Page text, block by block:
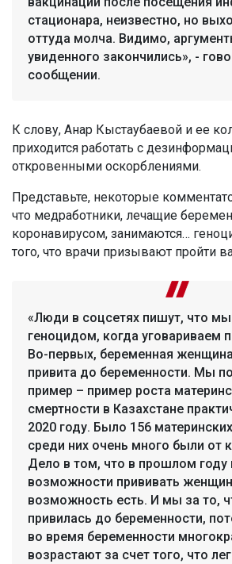
стационара, неизвестно, но
оттуда молча. Видимо,
увиденного закончились», -
сообщении.
К слову, Анар Кыстаубаевой и ее
приходится работать с
откровенными оскорблениями.
Представьте, некоторые
что медработники, лечащие
коронавирусом, занимаются…
того, что врачи призывают пройти
«Люди в соцсетях пишут, что
геноцидом, когда уговариваем
Во-первых, беременная
привита до беременности. Мы
пример – пример роста
смертности в Казахстане
2020 году. Было 156
среди них очень много были от
Дело в том, что в прошлом году
возможности прививать
возможность есть. И мы за то,
привилась до беременности,
во время беременности
возрастают за счет того, что